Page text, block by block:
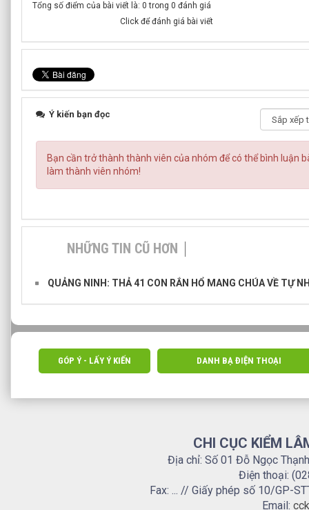
Tổng số điểm của bài viết là: 0 trong 0 đánh giá
Click để đánh giá bài viết
Ý kiến bạn đọc
Bạn cần trở thành thành viên của nhóm để có thể bình luận
làm thành viên nhóm!
NHỮNG TIN CŨ HƠN
QUẢNG NINH: THẢ 41 CON RẮN HỔ MANG CHÚA VỀ TỰ
GÓP Ý - LẤY Ý KIẾN DANH BẠ ĐIỆN THOẠI
CHI CỤC KIỂM
Địa chỉ: Số 01 Đỗ Ngọc
Điện thoại:
Fax: ... // Giấy phép số 10/GP-
Email: